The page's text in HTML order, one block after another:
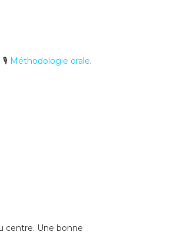
🎙️ Méthodologie orale.
centre. Une bonne